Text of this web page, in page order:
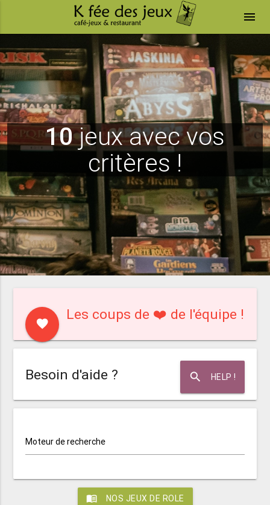
menu
10jeux avec vos
critères !
favorite
Les coups de ❤️ de l'équipe !
search HELP !
Besoin d'aide ?
Moteur de recherche
menu_book NOS JEUX DE ROLE